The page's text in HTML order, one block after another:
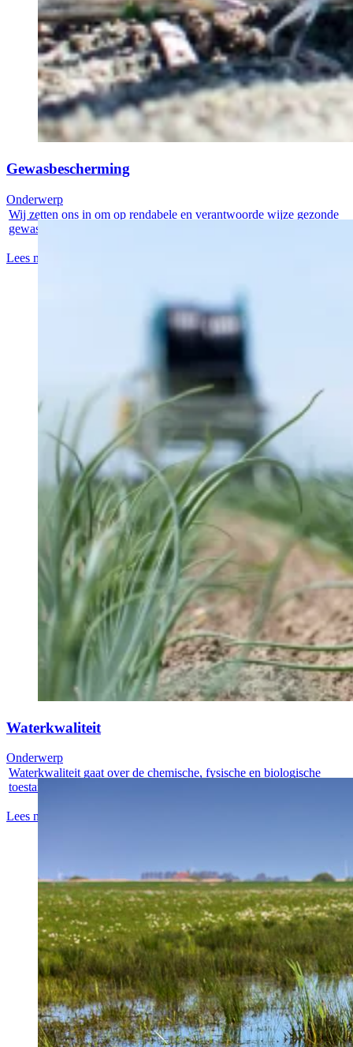
Gewasbescherming
Wij zetten ons in om op rendabele en verantwoorde wijze gezonde
gewassen te...
Lees meer
Onderwerp
Waterkwaliteit
Waterkwaliteit gaat over de chemische, fysische en biologische
toestand van...
Lees meer
Onderwerp